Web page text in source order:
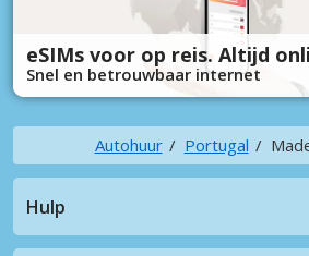
eSIMs voor op reis. Altijd
Snel en betrouwbaar internet
Autohuur Portugal
Hulp